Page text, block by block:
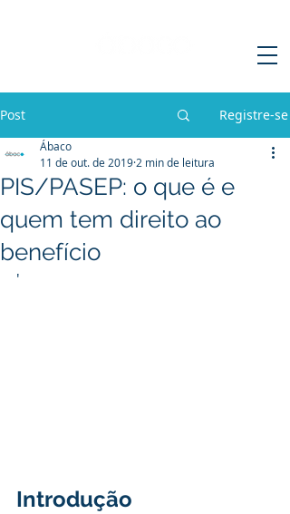
Post Registre-se
PIS/PASEP: o que é e
quem tem direito ao
benefício
Ábaco
11 de out. de 2019 2 min de leitura
'
Introdução